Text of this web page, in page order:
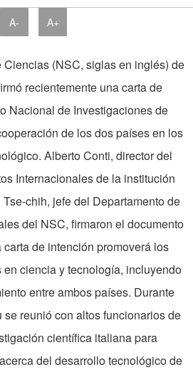
A- A+
(NSC, siglas en inglés) de
recientemente una carta de
Nacional de Investigaciones de
de los dos países en los
Alberto Conti, director del
Internacionales de la institución
chih, jefe del Departamento de
del NSC, firmaron el documento
de intención promoverá los
ciencia y tecnología, incluyendo
entre ambos países. Durante
reunió con altos funcionarios de
científica italiana para
del desarrollo tecnológico de